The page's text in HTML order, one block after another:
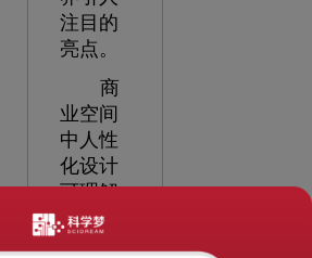
注目的
亮点。
商
业空间
中人性
化设计
可理解
为既要